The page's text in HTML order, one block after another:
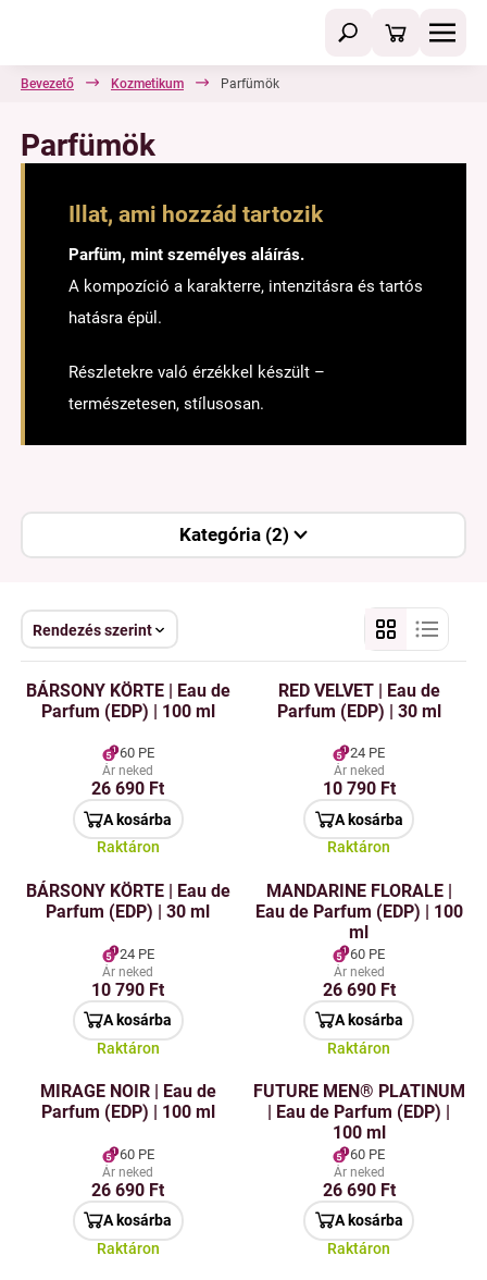
Bevezető Kozmetikum Parfümök
Parfümök
Illat, ami hozzád tartozik
Parfüm, mint személyes aláírás.
A kompozíció a karakterre, intenzitásra és tartós
hatásra épül.
Részletekre való érzékkel készült –
természetesen, stílusosan.
Kategória (2)
Rendezés szerint
BÁRSONY KÖRTE | Eau de
Parfum (EDP) | 100 ml
60 PE
Ár neked
26 690 Ft
A kosárba
Raktáron
RED VELVET | Eau de
Parfum (EDP) | 30 ml
24 PE
Ár neked
10 790 Ft
A kosárba
Raktáron
BÁRSONY KÖRTE | Eau de
Parfum (EDP) | 30 ml
24 PE
Ár neked
10 790 Ft
A kosárba
Raktáron
MANDARINE FLORALE |
Eau de Parfum (EDP) | 100
ml
60 PE
Ár neked
26 690 Ft
A kosárba
Raktáron
MIRAGE NOIR | Eau de
Parfum (EDP) | 100 ml
60 PE
Ár neked
26 690 Ft
A kosárba
Raktáron
FUTURE MEN® PLATINUM
| Eau de Parfum (EDP) |
100 ml
60 PE
Ár neked
26 690 Ft
A kosárba
Raktáron